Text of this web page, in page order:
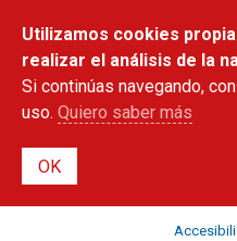
principal
Utilizamos cookies
realizar el análisis de la
Si continúas navegando,
uso. Quiero saber más